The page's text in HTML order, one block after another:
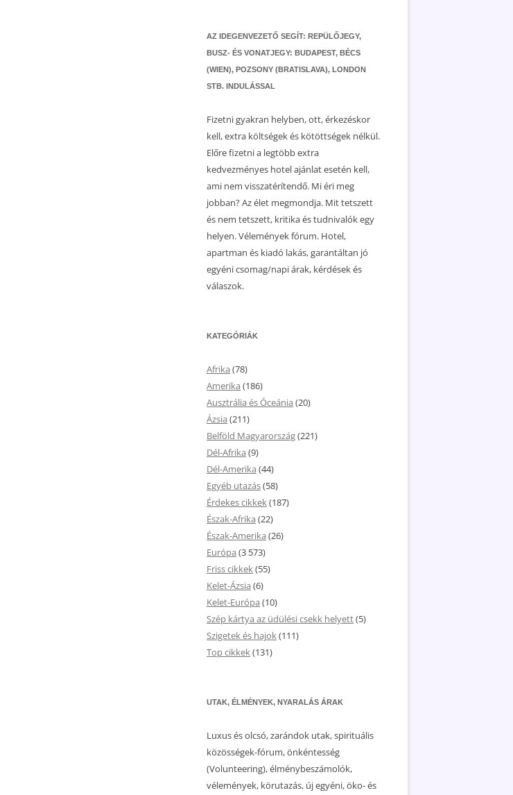
AZ IDEGENVEZETŐ SEGÍT: REPÜLŐJEGY,
BUSZ- ÉS VONATJEGY: BUDAPEST, BÉCS
(WIEN), POZSONY (BRATISLAVA), LONDON
STB. INDULÁSSAL
Fizetni gyakran helyben, ott, érkezéskor
kell, extra költségek és kötöttségek nélkül.
Előre fizetni a legtöbb extra
kedvezményes hotel ajánlat esetén kell,
ami nem visszatérítendő. Mi éri meg
jobban? Az élet megmondja. Mit tetszett
és nem tetszett, kritika és tudnivalók egy
helyen. Vélemények fórum. Hotel,
apartman és kiadó lakás, garantáltan jó
egyéni csomag/napi árak, kérdések és
válaszok.
KATEGÓRIÁK
Afrika (78)
Amerika (186)
Ausztrália és Óceánia (20)
Ázsia (211)
Belföld Magyarország(221)
Dél-Afrika (9)
Dél-Amerika (44)
Egyéb utazás(58)
Érdekes cikkek(187)
Észak-Afrika (22)
Észak-Amerika (26)
Európa (3 573)
Friss cikkek(55)
Kelet-Ázsia (6)
Kelet-Európa (10)
Szép kártya az üdülési csekk helyett(5)
Szigetek és hajok(111)
Top cikkek(131)
UTAK, ÉLMÉNYEK, NYARALÁS ÁRAK
Luxus és olcsó, zarándok utak, spirituális
közösségek-fórum, önkéntesség
(Volunteering), élménybeszámolók,
vélemények, körutazás, új egyéni, öko- és